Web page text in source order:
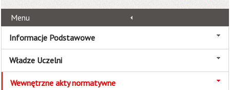
Menu
Informacje Podstawowe
Władze Uczelni
Wewnętrzne akty normatywne